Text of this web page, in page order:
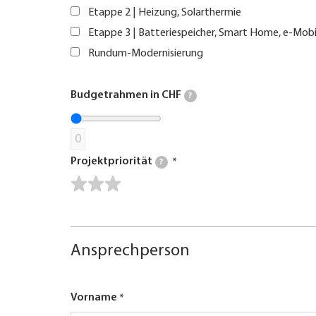
Etappe 2 | Heizung, Solarthermie
Etappe 3 | Batteriespeicher, Smart Home, e-
Rundum-Modernisierung
Budgetrahmen in CHF ?
0
Projektpriorität ?
Ansprechperson
Vorname